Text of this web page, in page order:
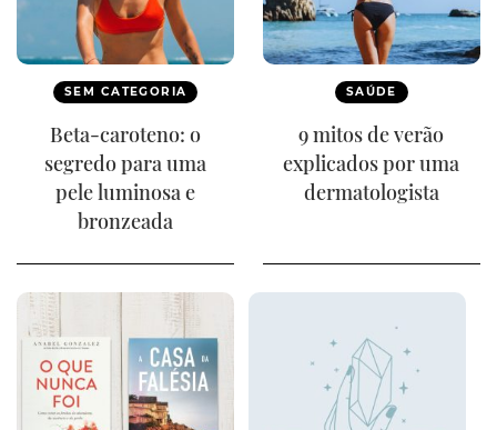
SEM CATEGORIA
Beta-caroteno: o
segredo para uma
pele luminosa e
bronzeada
SAÚDE
9 mitos de verão
explicados por uma
dermatologista